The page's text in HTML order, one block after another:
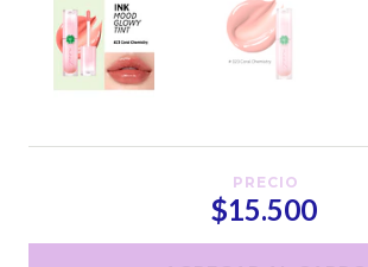
PRECIO
$15.500